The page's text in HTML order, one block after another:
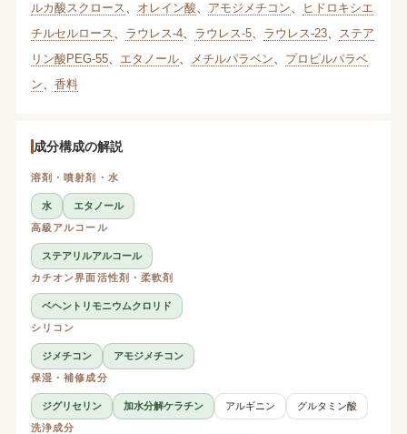
ルカ酸スクロース
オレイン酸 アモジメチコン
ヒドロキシエ
チルセルロース
ラウレス-4、 ラウレス-5、 ラウレス-23、
ステア
リン酸PEG-55、 エタノール、 メチルパラベン
プロピルパラベ
ン
香料
成分構成の解説
溶剤・噴射剤・水
水
エタノール
高級アルコール
ステアリルアルコール
カチオン界面活性剤・柔軟剤
ベヘントリモニウムクロリド
シリコン
ジメチコン
アモジメチコン
保湿・補修成分
ジグリセリン 加水分解ケラチン アルギニン
グルタミン酸
洗浄成分